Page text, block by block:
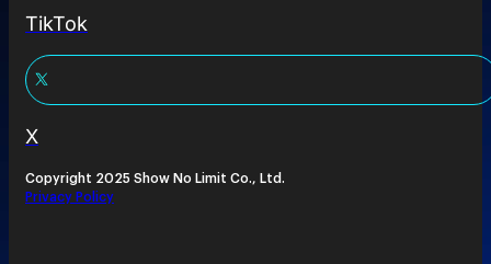
TikTok
X
Copyright 2025 Show No Limit Co., Ltd.
Privacy Policy